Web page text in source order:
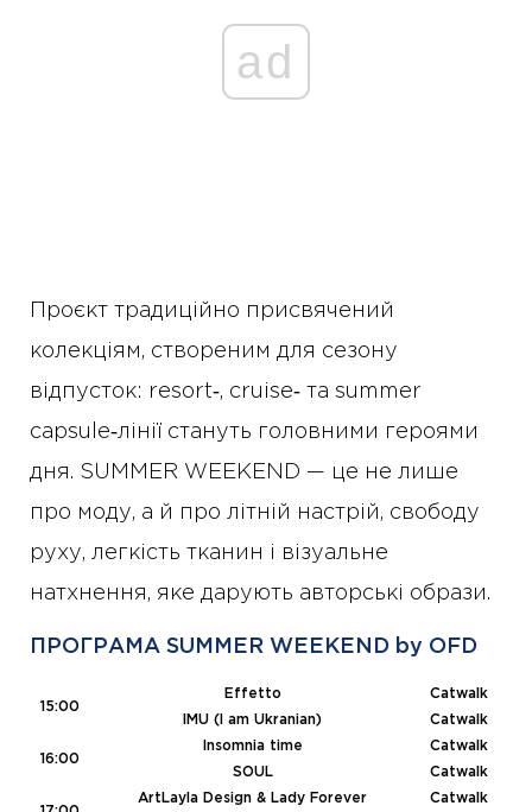
ad
Проєкт традиційно присвячений
колекціям, створеним для сезону
відпусток: resort‑, cruise‑ та summer
capsule‑лінії стануть головними героями
дня. SUMMER WEEKEND — це не лише
про моду, а й про літній настрій, свободу
руху, легкість тканин і візуальне
натхнення, яке дарують авторські образи.
ПРОГРАМА SUMMER WEEKEND by OFD
15:00
Effetto
Catwalk
IMU (I am Ukranian)
Catwalk
16:00
Insomnia time
Catwalk
SOUL
Catwalk
ArtLayla Design & Lady Forever Catwalk